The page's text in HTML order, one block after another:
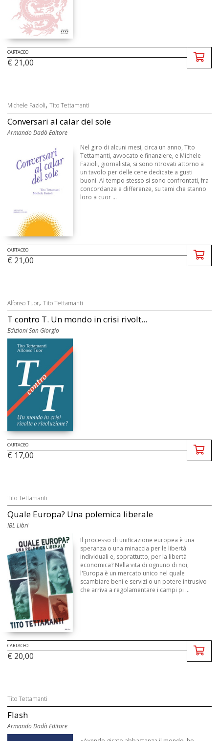
CARTACEO
€ 21,00
Michele Fazioli, Tito Tettamanti
Conversari al calar del sole
Armando Dadò Editore
Nel giro di alcuni mesi, circa un anno, Tito
Tettamanti, avvocato e finanziere, e Michele
Fazioli, giornalista, si sono ritrovati attorno a
un tavolo per delle cene dedicate a gusti
buoni. Al tempo stesso si sono confrontati, fra
concordanze e differenze, su temi che stanno
loro a cuor ...
CARTACEO
€ 21,00
Alfonso Tuor, Tito Tettamanti
T contro T. Un mondo in crisi rivolt...
Edizioni San Giorgio
CARTACEO
€ 17,00
Tito Tettamanti
Quale Europa? Una polemica liberale
IBL Libri
Il processo di unificazione europea è una
speranza o una minaccia per le libertà
individuali e, soprattutto, per la libertà
economica? Nella vita di ognuno di noi,
l'Europa è un mercato unico nel quale
scambiare beni e servizi o un potere intrusivo
che arriva a regolamentare i campi pi ...
CARTACEO
€ 20,00
Tito Tettamanti
Flash
Armando Dadò Editore